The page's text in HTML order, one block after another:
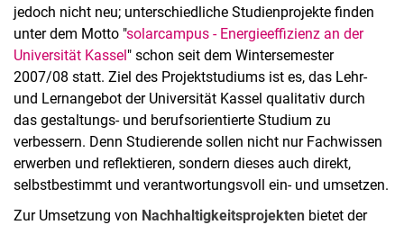
jedoch nicht neu; unterschiedliche Studienprojekte finden
unter dem Motto "solarcampus - Energieeffizienz an der
Universität Kassel" schon seit dem Wintersemester
2007/08 statt. Ziel des Projektstudiums ist es, das Lehr-
und Lernangebot der Universität Kassel qualitativ durch
das gestaltungs- und berufsorientierte Studium zu
verbessern. Denn Studierende sollen nicht nur Fachwissen
erwerben und reflektieren, sondern dieses auch direkt,
selbstbestimmt und verantwortungsvoll ein- und umsetzen.
Zur Umsetzung von Nachhaltigkeitsprojekten bietet der